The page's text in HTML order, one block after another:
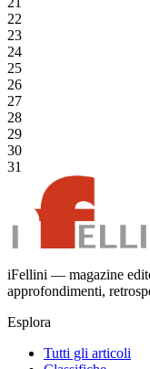
22
23
24
25
26
27
28
29
30
31
iFellini — magazine
approfondimenti,
Esplora
Tutti gli articoli